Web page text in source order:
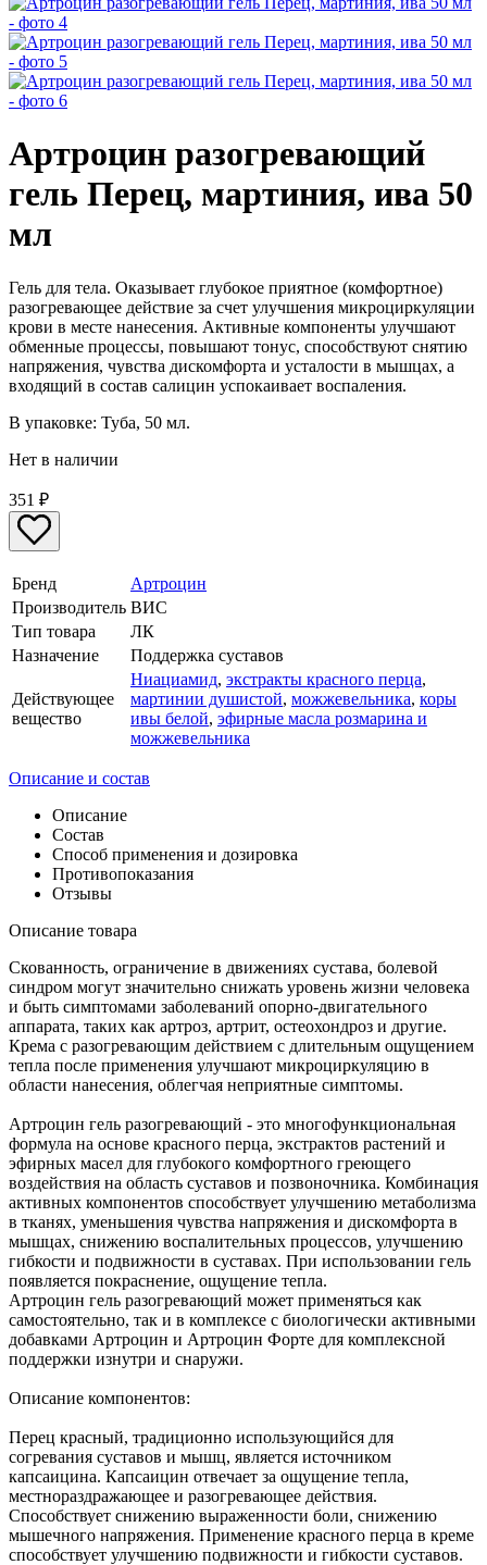
Артроцин разогревающий
гель Перец, мартиния, ива 50
мл
Гель для тела. Оказывает глубокое приятное (комфортное)
разогревающее действие за счет улучшения микроциркуляции
крови в месте нанесения. Активные компоненты улучшают
обменные процессы, повышают тонус, способствуют снятию
напряжения, чувства дискомфорта и усталости в мышцах, а
входящий в состав салицин успокаивает воспаления.
В упаковке: Туба, 50 мл.
Нет в наличии
351 ₽
Бренд
Артроцин
Производитель ВИС
Тип товара
ЛК
Назначение
Поддержка суставов
Действующее
вещество
Ниациамид, экстракты красного перца,
мартинии душистой, можжевельника, коры
ивы белой, эфирные масла розмарина и
можжевельника
Описание и состав
Описание
Состав
Способ применения и дозировка
Противопоказания
Отзывы
Описание товара
Скованность, ограничение в движениях сустава, болевой
синдром могут значительно снижать уровень жизни человека
и быть симптомами заболеваний опорно-двигательного
аппарата, таких как артроз, артрит, остеохондроз и другие.
Крема с разогревающим действием с длительным ощущением
тепла после применения улучшают микроциркуляцию в
области нанесения, облегчая неприятные симптомы.
Артроцин гель разогревающий - это многофункциональная
формула на основе красного перца, экстрактов растений и
эфирных масел для глубокого комфортного греющего
воздействия на область суставов и позвоночника. Комбинация
активных компонентов способствует улучшению метаболизма
в тканях, уменьшения чувства напряжения и дискомфорта в
мышцах, снижению воспалительных процессов, улучшению
гибкости и подвижности в суставах. При использовании гель
появляется покраснение, ощущение тепла.
Артроцин гель разогревающий может применяться как
самостоятельно, так и в комплексе с биологически активными
добавками Артроцин и Артроцин Форте для комплексной
поддержки изнутри и снаружи.
Описание компонентов:
Перец красный, традиционно использующийся для
согревания суставов и мышц, является источником
капсаицина. Капсаицин отвечает за ощущение тепла,
местнораздражающее и разогревающее действия.
Способствует снижению выраженности боли, снижению
мышечного напряжения. Применение красного перца в креме
способствует улучшению подвижности и гибкости суставов.